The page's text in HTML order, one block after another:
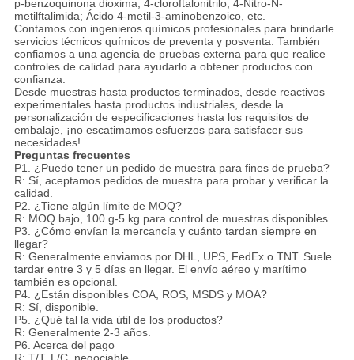
p-benzoquinona dioxima; 4-cloroftalonitrilo; 4-Nitro-N-
metilftalimida; Ácido 4-metil-3-aminobenzoico, etc.
Contamos con ingenieros químicos profesionales para brindarle
servicios técnicos químicos de preventa y posventa. También
confiamos a una agencia de pruebas externa para que realice
controles de calidad para ayudarlo a obtener productos con
confianza.
Desde muestras hasta productos terminados, desde reactivos
experimentales hasta productos industriales, desde la
personalización de especificaciones hasta los requisitos de
embalaje, ¡no escatimamos esfuerzos para satisfacer sus
necesidades!
Preguntas frecuentes
P1. ¿Puedo tener un pedido de muestra para fines de prueba?
R: Sí, aceptamos pedidos de muestra para probar y verificar la
calidad.
P2. ¿Tiene algún límite de MOQ?
R: MOQ bajo, 100 g-5 kg ​​para control de muestras disponibles.
P3. ¿Cómo envían la mercancía y cuánto tardan siempre en
llegar?
R: Generalmente enviamos por DHL, UPS, FedEx o TNT. Suele
tardar entre 3 y 5 días en llegar. El envío aéreo y marítimo
también es opcional.
P4. ¿Están disponibles COA, ROS, MSDS y MOA?
R: Sí, disponible.
P5. ¿Qué tal la vida útil de los productos?
R: Generalmente 2-3 años.
P6. Acerca del pago